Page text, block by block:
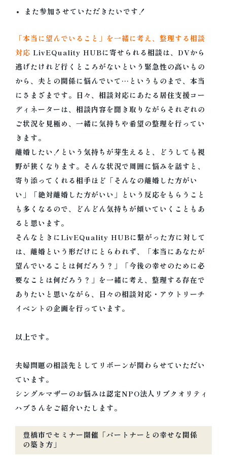
また参加させていただきたいです！
「本当に望んでいること」を一緒に考え、整理する相談
対応 LivEQuality HUBに寄せられる相談は、 DVから
逃げたけれど行くところがな い という緊急性の高いもの
から、夫との関係に悩んでいて… というものまで、本当
にさまざまです。日々、 相談対応にあたる居住支援コー
ディネーターは、 相談内容を聞き取りながらそれぞれの
ご状況を見極め、 一緒に気持ちや希望の整理を行ってい
きます。
離婚したい！という気持ちが芽生えると、
どうしても視
野が狭くなります。
そんな状況で周囲に悩みを話すと、
寄り添ってくれる相手ほど「
そんなの離婚した方がい
い」「絶対離婚した方がいい」
という反応をもらうこと
も多くなるので、
どんどん気持ちが傾いていくこともあ
ると思います。
そんなときにLivEQuality HUBに繋がった方に対して
は、離婚という形だけにとらわれず、
「本当にあなたが
望んでいることは何だろう？」「 今後の幸せのために必
要なことは何だろう？」を一緒に考え、 整理する存在で
ありたいと思いながら、日々の相談対応・ アウトリーチ
イベントの企画を行っています。
以上です。
夫婦問題の相談先としてリボーンが関わらせていただい
ています。
シングルマザーのお悩みは認定NPO法人リブクオリティ
ハブさんをご紹介いたします。
豊橋市でセミナー開催「パートナーとの幸せな関係
の築き方」